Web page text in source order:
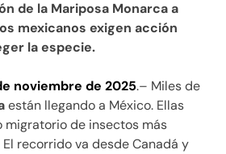
de la Mariposa Monarca a
mexicanos exigen acción
la especie.
noviembre de 2025.– Miles de
están llegando a México. Ellas
migratorio de insectos más
recorrido va desde Canadá y